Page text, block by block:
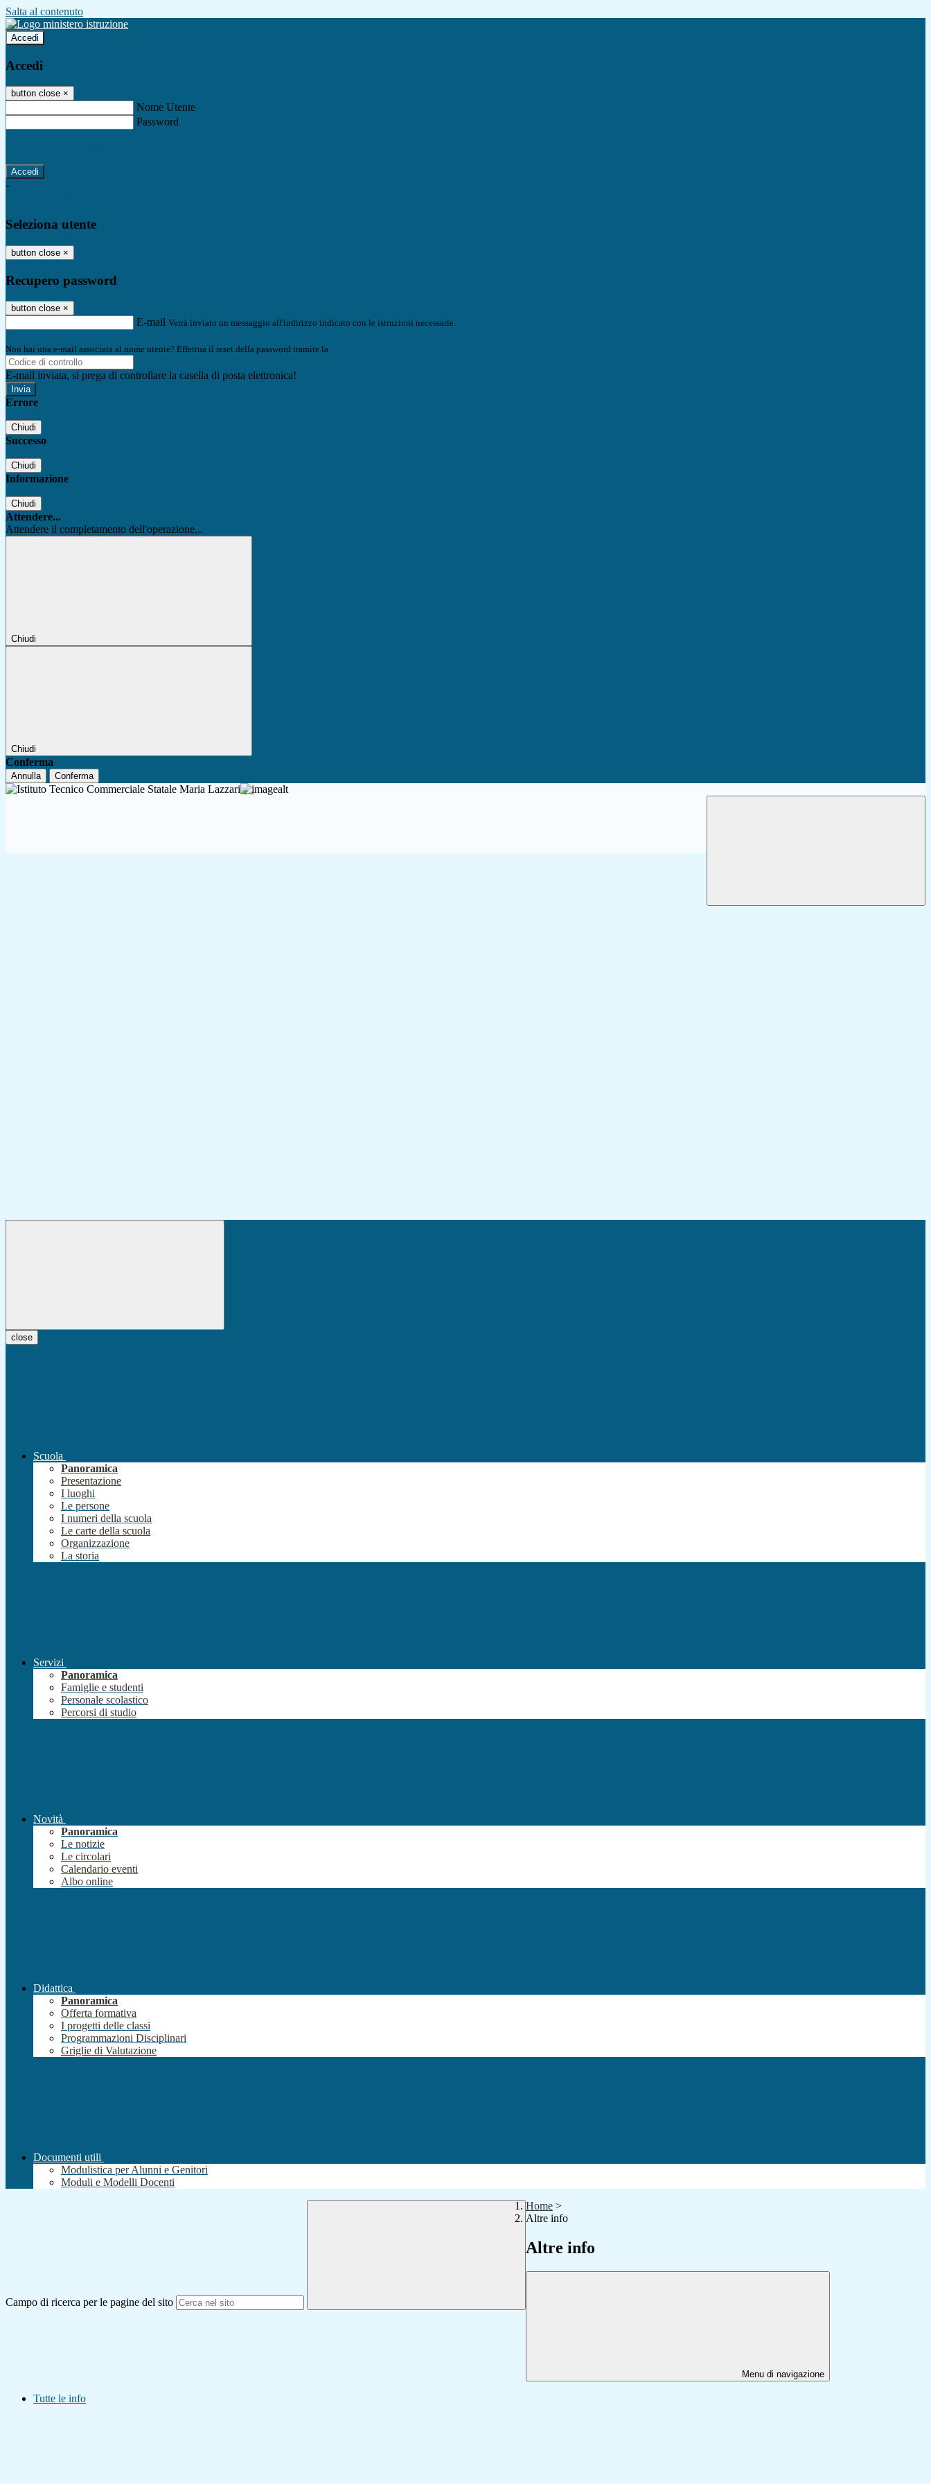
Salta al contenuto
Accedi
Accedi
button close ×
Nome Utente
Password
-
Seleziona utente
button close ×
Recupero password
button close ×
E-mail Verrà inviato un messaggio all'indirizzo indicato con le istruzioni necessarie.
Non hai una e-mail associata al nome utente? Effettua il reset della password tramite la
E-mail inviata, si prega di controllare la casella di posta elettronica!
Errore
Chiudi
Successo
Chiudi
Informazione
Chiudi
Attendere...
Attendere il completamento dell'operazione...
Chiudi
Chiudi
Conferma
Annulla Conferma
close
Scuola
Panoramica
Presentazione
I luoghi
Le persone
I numeri della scuola
Le carte della scuola
Organizzazione
La storia
Servizi
Panoramica
Famiglie e studenti
Personale scolastico
Percorsi di studio
Novità
Panoramica
Le notizie
Le circolari
Calendario eventi
Albo online
Didattica
Panoramica
Offerta formativa
I progetti delle classi
Programmazioni Disciplinari
Griglie di Valutazione
Documenti utili
Modulistica per Alunni e Genitori
Moduli e Modelli Docenti
Campo di ricerca per le pagine del sito
Home >
Altre info
Altre info
Menu di navigazione
Tutte le info